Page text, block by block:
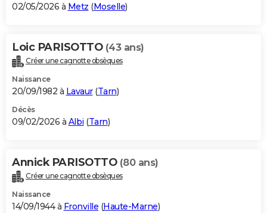
BONS PLANS
Carte de Noël
Carte Bonne année
Carte Saint-Valentin
Carte Pâques
Carte d'anniversaire
DICTIONNAIRE
Dictionnaire
Biographies
Citations
Expressions
Proverbes
PROGRAMME TV
S'inscrire
Se connecter
Lycées
Collèges
Primaires
Universités
Entreprises
Service militaire
Avis de recherche
AVIS DE DÉCÈS
Bricolage
Lifestyle
Culture
Sport
Auto
Television
Voyage
Cinema
02/05/2026 à Metz (Moselle)
Loic PARISOTTO (43 ans)
Créer une cagnotte obsèques
Naissance
20/09/1982 à Lavaur(Tarn)
Décès
09/02/2026 à Albi (Tarn)
Annick PARISOTTO (80 ans)
Créer une cagnotte obsèques
Naissance
14/09/1944 à Fronville (Haute-Marne)